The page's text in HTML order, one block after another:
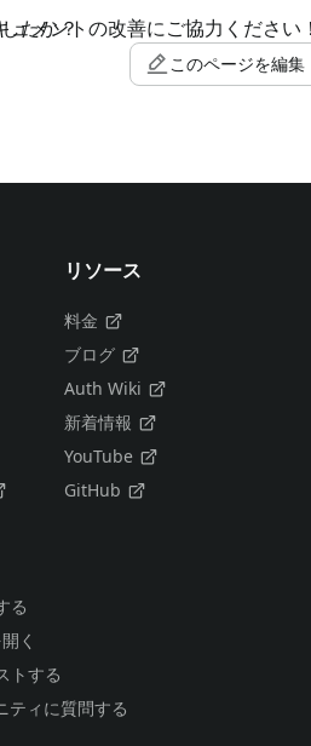
たか？
ュメントの改善にご協力ください
このページを編集
リソース
料金
ブログ
Auth Wiki
新着情報
YouTube
GitHub
る
く
トする
ティに質問する